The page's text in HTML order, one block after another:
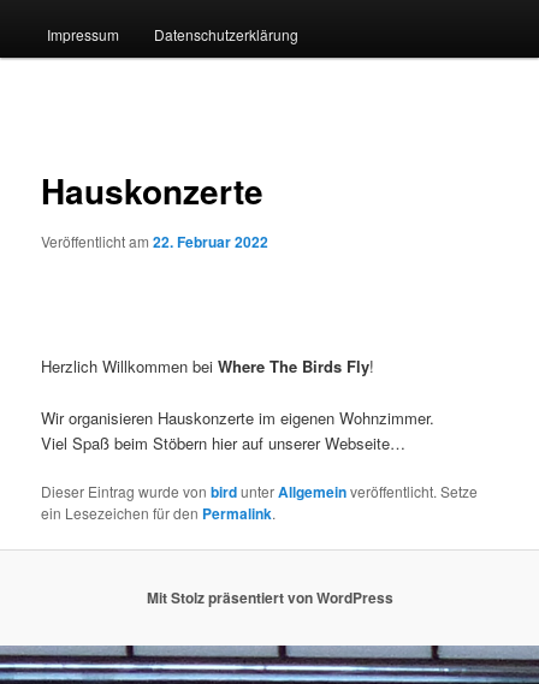
Impressum Datenschutzerklärung
Hauskonzerte
Veröffentlicht am22. Februar 2022
Herzlich Willkommen beiWhere The Birds Fly!
Wir organisieren Hauskonzerte im eigenen Wohnzimmer.
Viel Spaß beim Stöbern hier auf unserer Webseite…
Dieser Eintrag wurde vonbirdunterAllgemeinveröffentlicht. Setze
ein Lesezeichen für den Permalink.
Mit Stolz präsentiert von WordPress